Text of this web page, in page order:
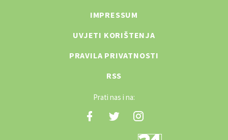
IMPRESSUM
UVJETI KORIŠTENJA
PRAVILA PRIVATNOSTI
RSS
Prati nas i na: